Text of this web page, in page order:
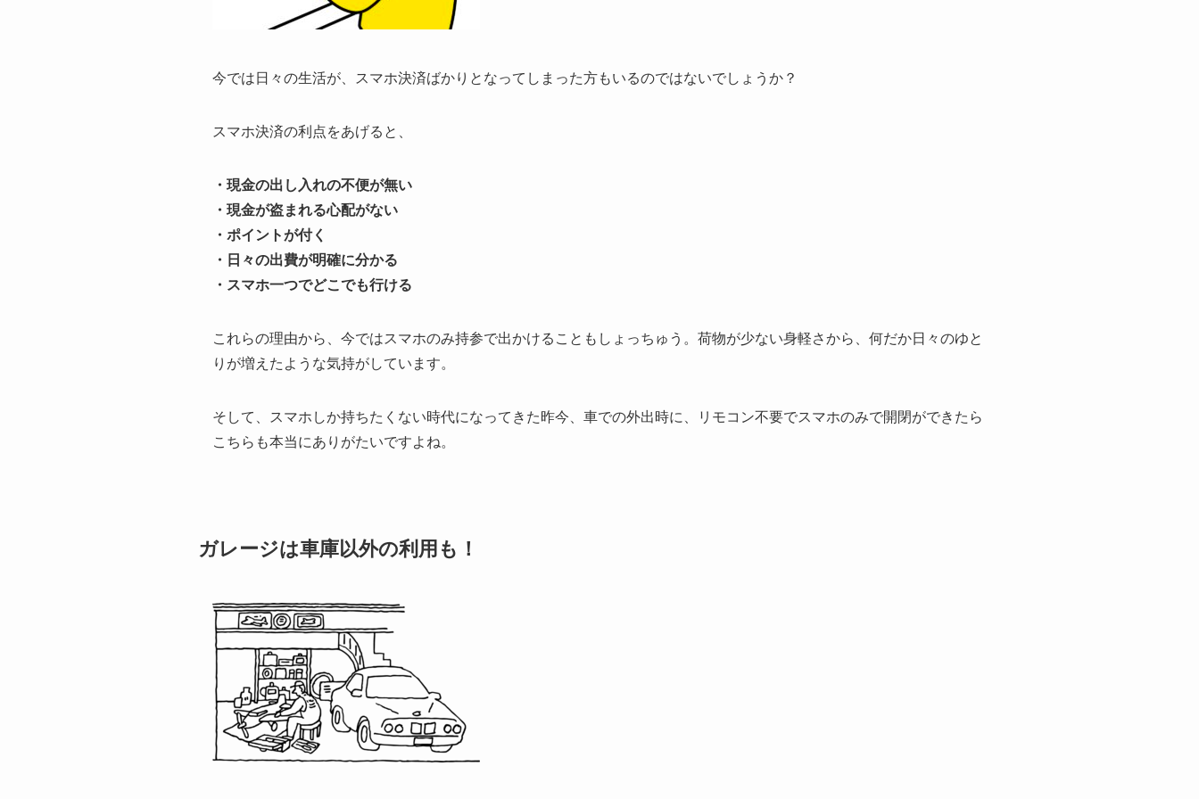
今では日々の生活が、スマホ決済ばかりとなってしまった方もいるのではないでしょうか？
スマホ決済の利点をあげると、
・現金の出し入れの不便が無い
・現金が盗まれる心配がない
・ポイントが付く
・日々の出費が明確に分かる
・スマホ一つでどこでも行ける
これらの理由から、今ではスマホのみ持参で出かけることもしょっちゅう。荷物が少ない身軽さから、何だか日々のゆと
りが増えたような気持がしています。
そして、スマホしか持ちたくない時代になってきた昨今、車での外出時に、リモコン不要でスマホのみで開閉ができたら
こちらも本当にありがたいですよね。
ガレージは車庫以外の利用も！